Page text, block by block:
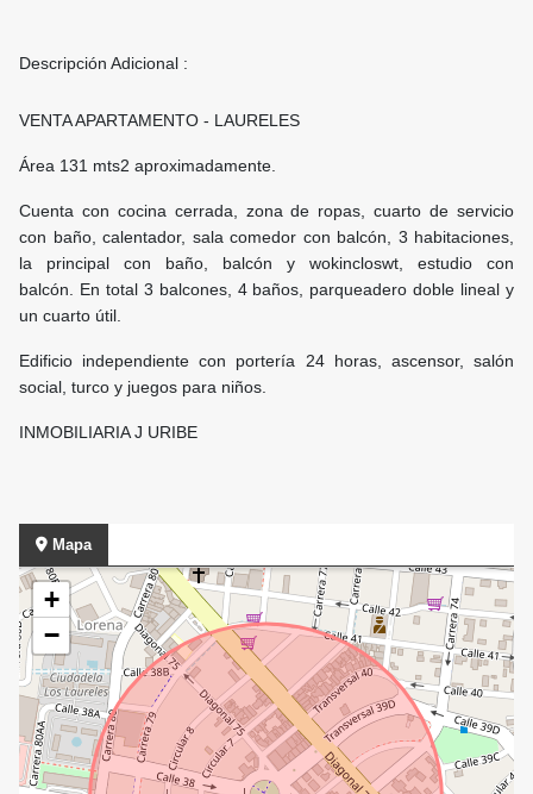
Descripción Adicional :
VENTA APARTAMENTO - LAURELES
Área 131 mts2 aproximadamente.
Cuenta con cocina cerrada, zona de ropas, cuarto de servicio
con baño, calentador, sala comedor con balcón, 3 habitaciones,
la principal con baño, balcón y wokincloswt, estudio con
balcón. En total 3 balcones, 4 baños, parqueadero doble lineal y
un cuarto útil.
Edificio independiente con portería 24 horas, ascensor, salón
social, turco y juegos para niños.
INMOBILIARIA J URIBE
Mapa
+
−